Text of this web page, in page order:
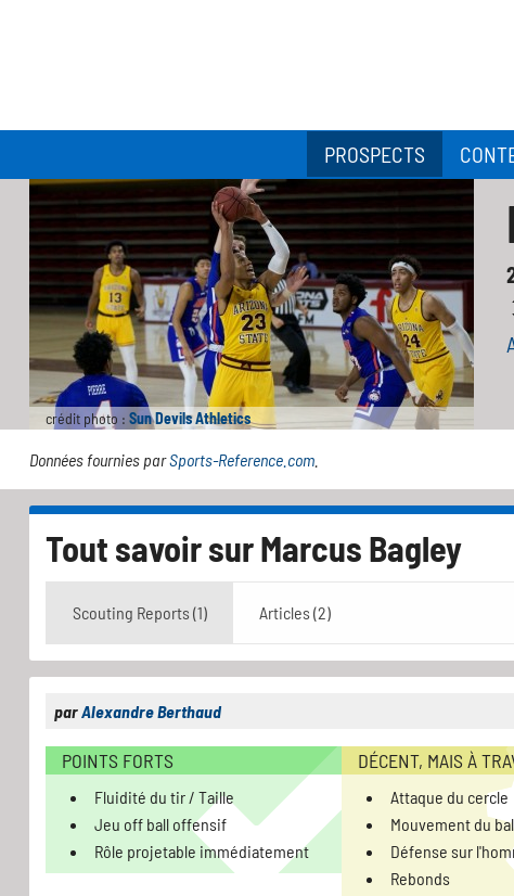
PROSPECTS
crédit photo : Sun Devils Athletics
Données fournies parSports-Reference.com
Tout savoir surMarcus Bagley
Scouting Reports (1) Articles (2)
parAlexandre Berthaud
POINTS FORTS
Fluidité du tir / Taille
Jeu off ball offensif
Rôle projetable immédiatement
DÉCENT, MAIS À
Attaque du cercle
Mouvement du
Défense sur
Rebonds